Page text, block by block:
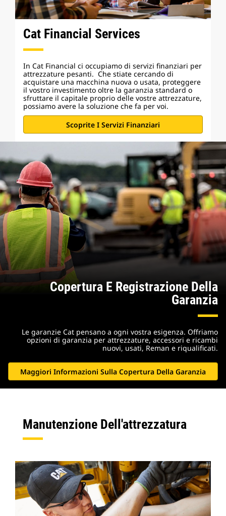
Cat Financial Services
In Cat Financial ci occupiamo di servizi finanziari per
attrezzature pesanti. Che stiate cercando di
acquistare una macchina nuova o usata, proteggere
il vostro investimento oltre la garanzia standard o
sfruttare il capitale proprio delle vostre attrezzature,
possiamo avere la soluzione che fa per voi.
Scoprite I Servizi Finanziari
Copertura E Registrazione Della
Garanzia
Le garanzie Cat pensano a ogni vostra esigenza. Offriamo
opzioni di garanzia per attrezzature, accessori e ricambi
nuovi, usati, Reman e riqualificati.
Maggiori Informazioni Sulla Copertura Della Garanzia
Manutenzione Dell'attrezzatura